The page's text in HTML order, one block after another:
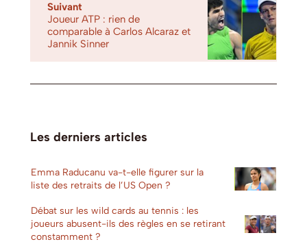
Suivant
Joueur ATP : rien de
comparable à Carlos Alcaraz et
Jannik Sinner
Les derniers articles
Emma Raducanu va-t-elle figurer sur la
liste des retraits de l’US Open ?
Débat sur les wild cards au tennis : les
joueurs abusent-ils des règles en se retirant
constamment ?